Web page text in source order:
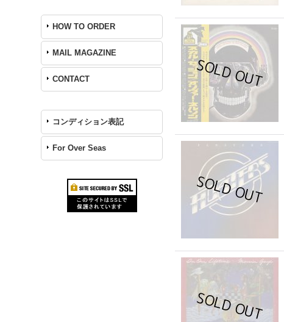
HOW TO ORDER
MAIL MAGAZINE
CONTACT
コンディション表記
For Over Seas